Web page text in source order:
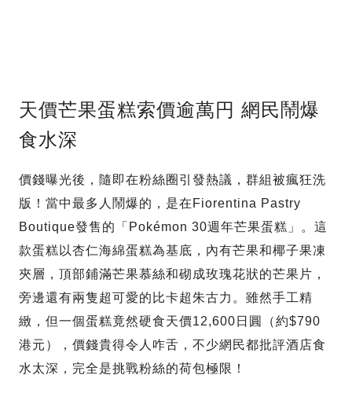
天價芒果蛋糕索價逾萬円 網民鬧爆
食水深
價錢曝光後，隨即在粉絲圈引發熱議，群組被瘋狂洗
版！當中最多人鬧爆的，是在Fiorentina Pastry
Boutique發售的「Pokémon 30週年芒果蛋糕」。這
款蛋糕以杏仁海綿蛋糕為基底，內有芒果和椰子果凍
夾層，頂部鋪滿芒果慕絲和砌成玫瑰花狀的芒果片，
旁邊還有兩隻超可愛的比卡超朱古力。雖然手工精
緻，但一個蛋糕竟然硬食天價12,600日圓（約$790
港元），價錢貴得令人咋舌，不少網民都批評酒店食
水太深，完全是挑戰粉絲的荷包極限！